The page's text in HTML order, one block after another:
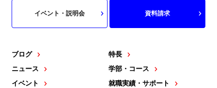
ブログ
ニュース
イベント
特長
学部・コース
就職実績・サポート
イベント・説明会 資料請求